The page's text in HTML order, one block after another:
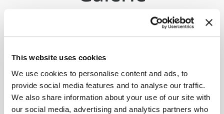
This website uses cookies
We use cookies to personalise content and ads, to
provide social media features and to analyse our traffic.
We also share information about your use of our site with
our social media, advertising and analytics partners who